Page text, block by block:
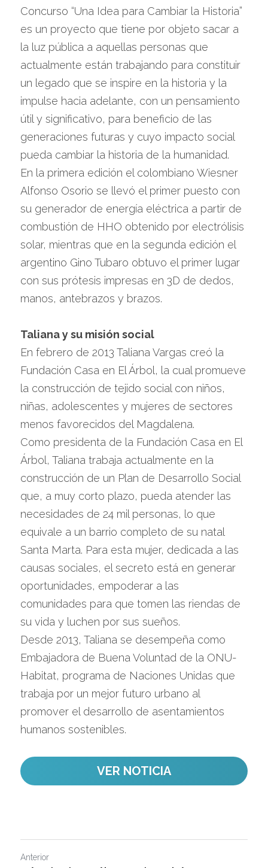
Concurso “Una Idea para Cambiar la Historia”
es un proyecto que tiene por objeto sacar a
la luz pública a aquellas personas que
actualmente están trabajando para constituir
un legado que se inspire en la historia y la
impulse hacia adelante, con un pensamiento
útil y significativo, para beneficio de las
generaciones futuras y cuyo impacto social
pueda cambiar la historia de la humanidad.
En la primera edición el colombiano Wiesner
Alfonso Osorio se llevó el primer puesto con
su generador de energía eléctrica a partir de
combustión de HHO obtenido por electrólisis
solar, mientras que en la segunda edición el
argentino Gino Tubaro obtuvo el primer lugar
con sus prótesis impresas en 3D de dedos,
manos, antebrazos y brazos.
Taliana y su misión social
En febrero de 2013 Taliana Vargas creó la
Fundación Casa en El Árbol, la cual promueve
la construcción de tejido social con niños,
niñas, adolescentes y mujeres de sectores
menos favorecidos del Magdalena.
Como presidenta de la Fundación Casa en El
Árbol, Taliana trabaja actualmente en la
construcción de un Plan de Desarrollo Social
que, a muy corto plazo, pueda atender las
necesidades de 24 mil personas, lo que
equivale a un barrio completo de su natal
Santa Marta. Para esta mujer, dedicada a las
causas sociales, el secreto está en generar
oportunidades, empoderar a las
comunidades para que tomen las riendas de
su vida y luchen por sus sueños.
Desde 2013, Taliana se desempeña como
Embajadora de Buena Voluntad de la ONU-
Habitat, programa de Naciones Unidas que
trabaja por un mejor futuro urbano al
promover el desarrollo de asentamientos
humanos sostenibles.
VER NOTICIA
Anterior